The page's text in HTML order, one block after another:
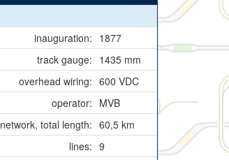
inauguration: 1877
track gauge: 1435 mm
overhead wiring: 600 VDC
operator: MVB
network, total length: 60,5 km
lines: 9